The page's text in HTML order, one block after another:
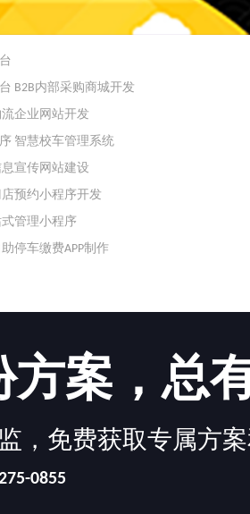
B2B内部采购商城开发
企业网站开发
智慧校车管理系统
宣传网站建设
预约小程序开发
管理小程序
停车缴费APP制作
方案，总
，免费获取专属方
0855